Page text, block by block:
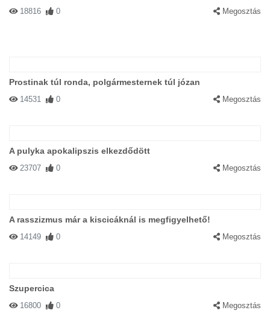
18816 0 Megosztás
Prostinak túl ronda, polgármesternek túl józan
14531 0 Megosztás
A pulyka apokalipszis elkezdődött
23707 0 Megosztás
A rasszizmus már a kiscicáknál is megfigyelhető!
14149 0 Megosztás
Szupercica
16800 0 Megosztás